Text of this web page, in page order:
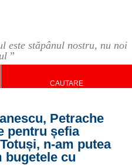
este stăpânul nostru, nu noi
”
CAUTARE
Petrache
pentru șefia
n-am putea
bugetele cu